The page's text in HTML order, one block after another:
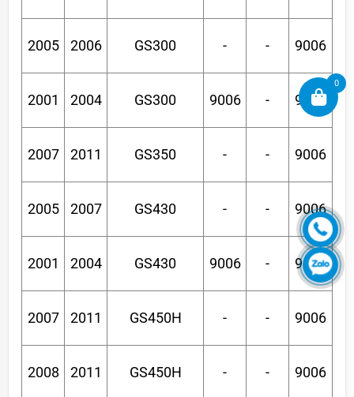
2005 2006 GS300 - - 9006
2001 2004 GS300 9006 - 9006
2007 2011 GS350 - - 9006
2005 2007 GS430 - - 9006
2001 2004 GS430 9006 - 9006
2007 2011 GS450H - - 9006
2008 2011 GS450H - - 9006
0